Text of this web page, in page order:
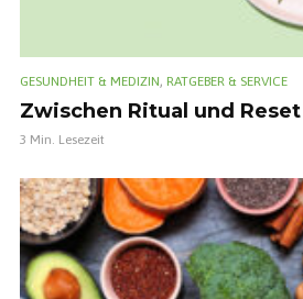
GESUNDHEIT & MEDIZIN, RATGEBER & SERVICE
Zwischen Ritual und Reset
3 Min. Lesezeit